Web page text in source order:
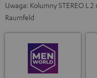
Uwaga: Kolumny STEREO L
Raumfeld